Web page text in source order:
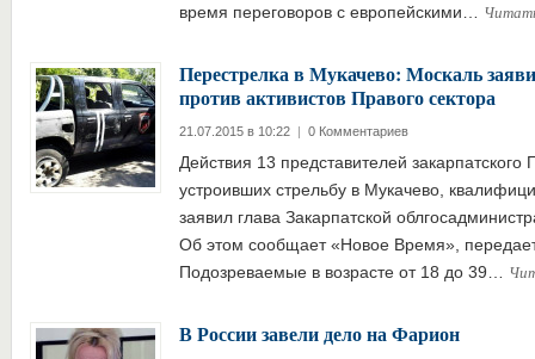
время переговоров с европейскими…
Перестрелка в Мукачево: Москаль
против активистов Правого сектора
21.07.2015 в 10:22 | 0 Комментариев
Действия 13 представителей закарпатского
устроивших стрельбу в Мукачево,
заявил глава Закарпатской
Об этом сообщает «Новое Время»,
Подозреваемые в возрасте от 18 до 39…
В России завели дело на Фарион